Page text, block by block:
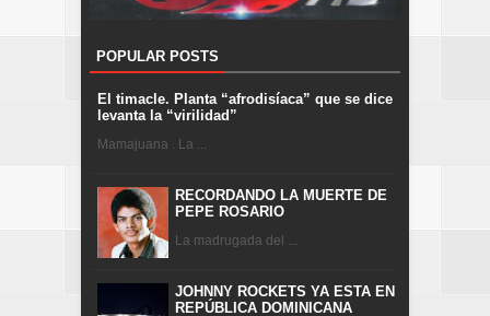
POPULAR POSTS
El timacle. Planta “afrodisíaca” que se dice
levanta la “virilidad”
Mamajuana . La ...
RECORDANDO LA MUERTE DE
PEPE ROSARIO
La madrugada del ...
JOHNNY ROCKETS YA ESTA EN
REPÚBLICA DOMINICANA